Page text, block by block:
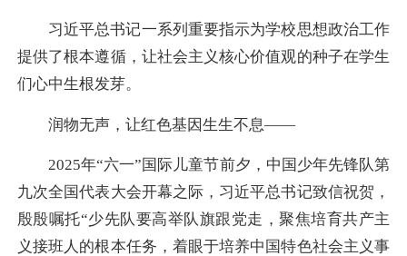
习近平总书记一系列重要指示为学校思想政治工作
提供了根本遵循，让社会主义核心价值观的种子在学生
们心中生根发芽。
润物无声，让红色基因生生不息——
2025年“六一”国际儿童节前夕，中国少年先锋队第
九次全国代表大会开幕之际，习近平总书记致信祝贺，
殷殷嘱托“少先队要高举队旗跟党走，聚焦培育共产主
义接班人的根本任务，着眼于培养中国特色社会主义事